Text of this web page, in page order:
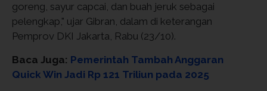
goreng, sayur capcai, dan buah jeruk sebagai
pelengkap," ujar Gibran, dalam di keterangan
Pemprov DKI Jakarta, Rabu (23/10).
Baca Juga: Pemerintah Tambah Anggaran
Quick Win Jadi Rp 121 Triliun pada 2025